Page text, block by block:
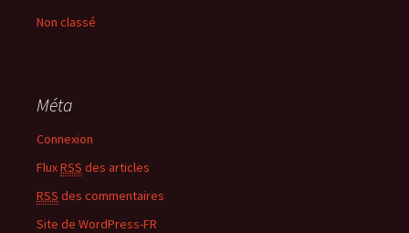
Non classé
Méta
Connexion
FluxRSS des articles
RSS des commentaires
Site de WordPress-FR